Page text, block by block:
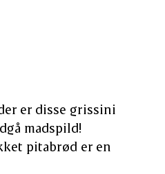
er disse grissini
madspild!
pitabrød er en